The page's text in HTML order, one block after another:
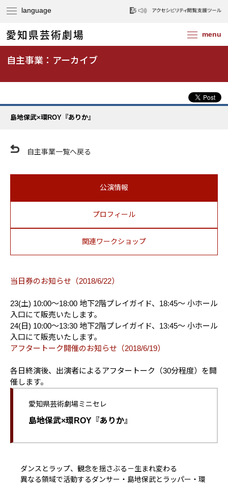
自主事業：アーカイブ
島地保武×環ROY『ありか』
自主事業一覧へ戻る
公演情報
プロフィール
関連ワークショップ
当日券のお知らせ（2018/6/22）
23(土) 10:00～18:00 地下2階プレイガイド、 18:45～ 小ホール
入口にて販売いたします｡
24(日) 10:00～13:30 地下2階プレイガイド、 13:45～ 小ホール
入口にて販売いたします｡
アフタートーク開催のお知らせ（2018/6/19）
各日終演後、出演者によるアフタートーク（30分程度）を開
催します。
愛知県芸術劇場ミニセレ
島地保武×環ROY『ありか』
ダンスとラップ、観念を揺さぶる－生まれ変わる
異なる領域で活動するダンサー・島地保武とラッパー・環